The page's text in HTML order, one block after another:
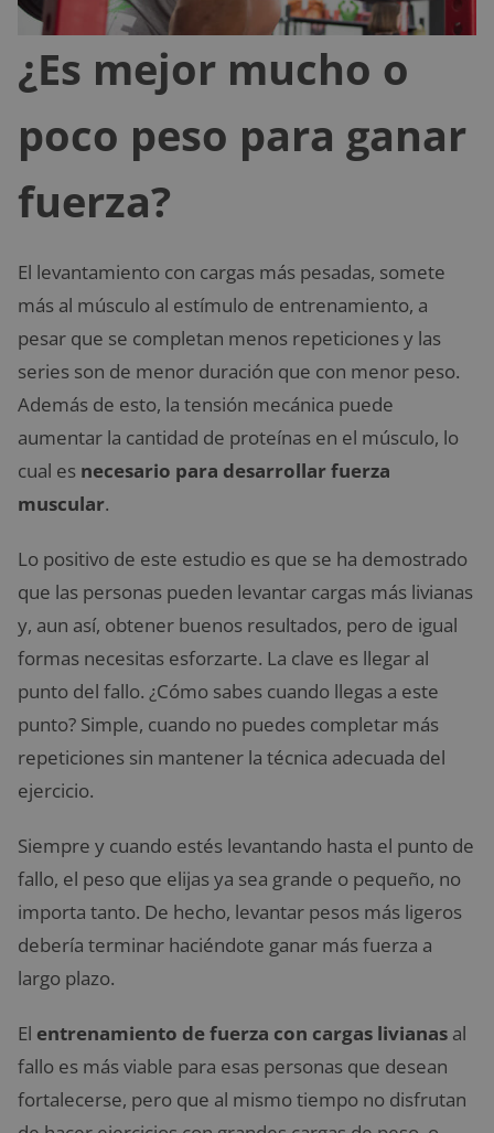
¿Es mejor mucho o
poco peso para ganar
fuerza?
El levantamiento con cargas más pesadas, somete
más al músculo al estímulo de entrenamiento, a
pesar que se completan menos repeticiones y las
series son de menor duración que con menor peso.
Además de esto, la tensión mecánica puede
aumentar la cantidad de proteínas en el músculo, lo
cual es necesario para desarrollar fuerza
muscular.
Lo positivo de este estudio es que se ha demostrado
que las personas pueden levantar cargas más livianas
y, aun así, obtener buenos resultados, pero de igual
formas necesitas esforzarte. La clave es llegar al
punto del fallo. ¿Cómo sabes cuando llegas a este
punto? Simple, cuando no puedes completar más
repeticiones sin mantener la técnica adecuada del
ejercicio.
Siempre y cuando estés levantando hasta el punto de
fallo, el peso que elijas ya sea grande o pequeño, no
importa tanto. De hecho, levantar pesos más ligeros
debería terminar haciéndote ganar más fuerza a
largo plazo.
El entrenamiento de fuerza con cargas livianas al
fallo es más viable para esas personas que desean
fortalecerse, pero que al mismo tiempo no disfrutan